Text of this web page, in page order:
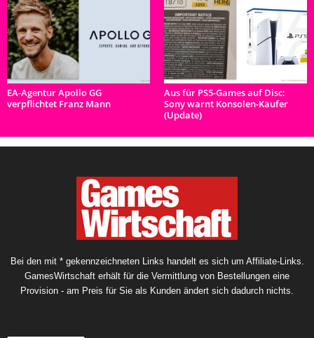
EA-Agentur Apollo GG
verpflichtet Franz Mann
Aus für PS5-Games auf Disc:
Sony warnt Konsolen-Käufer
(Update)
Bei den mit * gekennzeichneten Links handelt es sich um Affiliate-Links.
GamesWirtschaft erhält für die Vermittlung von Bestellungen eine
Provision - am Preis für Sie als Kunden ändert sich dadurch nichts.